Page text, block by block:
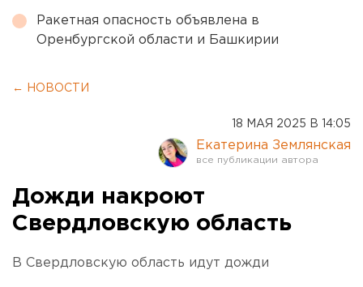
Ракетная опасность объявлена в
Оренбургской области и Башкирии
← НОВОСТИ
18 МАЯ 2025 В 14:05
Екатерина Землянская
Дожди накроют
Свердловскую область
В Свердловскую область идут дожди